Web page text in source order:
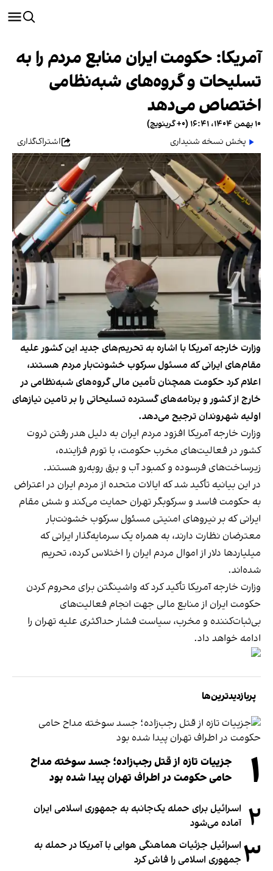
آمریکا: حکومت ایران منابع مردم را به
تسلیحات و گروه‌های شبه‌نظامی
اختصاص می‌دهد
۱۰ بهمن ۱۴۰۴، ۱۶:۴۱ (‎+۰ گرینویچ)
پخش نسخه شنیداری
اشتراک‌گذاری
وزارت خارجه آمریکا با اشاره به تحریم‌های جدید این کشور علیه
مقام‌های ایرانی که مسئول سرکوب خشونت‌بار مردم هستند،
اعلام کرد حکومت همچنان تأمین مالی گروه‌های شبه‌نظامی در
خارج از کشور و برنامه‌های گسترده تسلیحاتی را بر تامین نیازهای
اولیه شهروندان ترجیح می‌دهد.
وزارت خارجه آمریکا افزود مردم ایران به دلیل هدر رفتن ثروت
کشور در فعالیت‌های مخرب حکومت، با تورم فزاینده،
زیرساخت‌های فرسوده و کمبود آب و برق روبه‌رو هستند.
در این بیانیه تأکید شد که ایالات متحده از مردم ایران در اعتراض
به حکومت فاسد و سرکوبگر تهران حمایت می‌کند و شش مقام
ایرانی که بر نیروهای امنیتی مسئول سرکوب خشونت‌بار
معترضان نظارت دارند، به همراه یک سرمایه‌گذار ایرانی که
میلیاردها دلار از اموال مردم ایران را اختلاس کرده، تحریم
شده‌اند.
وزارت خارجه آمریکا تأکید کرد که واشینگتن برای محروم کردن
حکومت ایران از منابع مالی جهت انجام فعالیت‌های
بی‌ثبات‌کننده و مخرب، سیاست فشار حداکثری علیه تهران را
ادامه خواهد داد.
پربازدیدترین‌ها
۱
جزییات تازه از قتل رجب‌زاده؛ جسد سوخته مداح
حامی حکومت در اطراف تهران پیدا شده بود
۲ اسرائیل برای حمله یک‌جانبه به جمهوری اسلامی ایران
آماده می‌شود
۳ اسرائیل جزئیات هماهنگی هوایی با آمریکا در حمله به
جمهوری اسلامی را فاش کرد